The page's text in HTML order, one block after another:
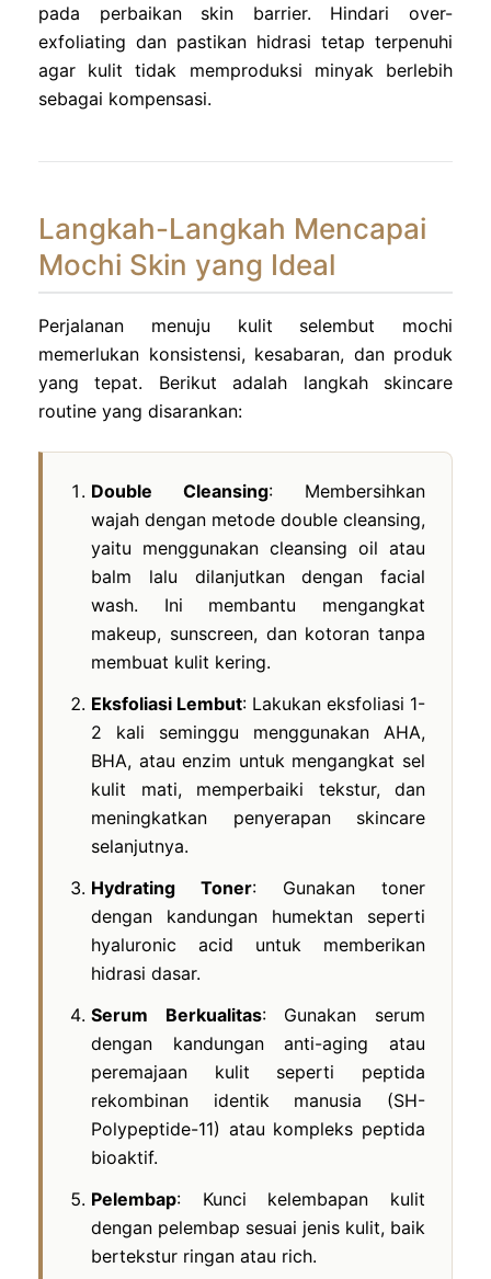
pada perbaikan skin barrier. Hindari over-
exfoliating dan pastikan hidrasi tetap terpenuhi
agar kulit tidak memproduksi minyak berlebih
sebagai kompensasi.
Langkah-Langkah Mencapai
Mochi Skin yang Ideal
Perjalanan menuju kulit selembut mochi
memerlukan konsistensi, kesabaran, dan produk
yang tepat. Berikut adalah langkah skincare
routine yang disarankan:
Double Cleansing: Membersihkan
wajah dengan metode double cleansing,
yaitu menggunakan cleansing oil atau
balm lalu dilanjutkan dengan facial
wash. Ini membantu mengangkat
makeup, sunscreen, dan kotoran tanpa
membuat kulit kering.
Eksfoliasi Lembut: Lakukan eksfoliasi 1-
2 kali seminggu menggunakan AHA,
BHA, atau enzim untuk mengangkat sel
kulit mati, memperbaiki tekstur, dan
meningkatkan penyerapan skincare
selanjutnya.
Hydrating Toner: Gunakan toner
dengan kandungan humektan seperti
hyaluronic acid untuk memberikan
hidrasi dasar.
Serum Berkualitas: Gunakan serum
dengan kandungan anti-aging atau
peremajaan kulit seperti peptida
rekombinan identik manusia (SH-
Polypeptide-11) atau kompleks peptida
bioaktif.
Pelembap: Kunci kelembapan kulit
dengan pelembap sesuai jenis kulit, baik
bertekstur ringan atau rich.